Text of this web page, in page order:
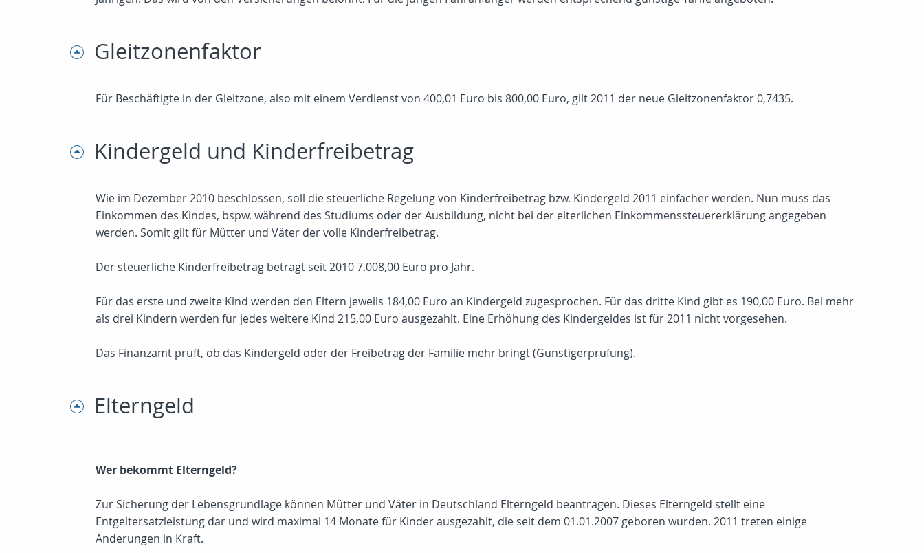
Gleitzonenfaktor
Für Beschäftigte in der Gleitzone, also mit einem Verdienst von 400,01 Euro bis 800,00 Euro, gilt 2011 der neue Gleitzonenfaktor 0,7435.
Kindergeld und Kinderfreibetrag
Wie im Dezember 2010 beschlossen, soll die steuerliche Regelung von Kinderfreibetrag bzw. Kindergeld 2011 einfacher werden. Nun muss das
Einkommen des Kindes, bspw. während des Studiums oder der Ausbildung, nicht bei der elterlichen Einkommenssteuererklärung angegeben
werden. Somit gilt für Mütter und Väter der volle Kinderfreibetrag.
Der steuerliche Kinderfreibetrag beträgt seit 2010 7.008,00 Euro pro Jahr.
Für das erste und zweite Kind werden den Eltern jeweils 184,00 Euro an Kindergeld zugesprochen. Für das dritte Kind gibt es 190,00 Euro. Bei mehr
als drei Kindern werden für jedes weitere Kind 215,00 Euro ausgezahlt. Eine Erhöhung des Kindergeldes ist für 2011 nicht vorgesehen.
Das Finanzamt prüft, ob das Kindergeld oder der Freibetrag der Familie mehr bringt (Günstigerprüfung).
Elterngeld
Wer bekommt Elterngeld?
Zur Sicherung der Lebensgrundlage können Mütter und Väter in Deutschland Elterngeld beantragen. Dieses Elterngeld stellt eine
Entgeltersatzleistung dar und wird maximal 14 Monate für Kinder ausgezahlt, die seit dem 01.01.2007 geboren wurden. 2011 treten einige
Änderungen in Kraft.